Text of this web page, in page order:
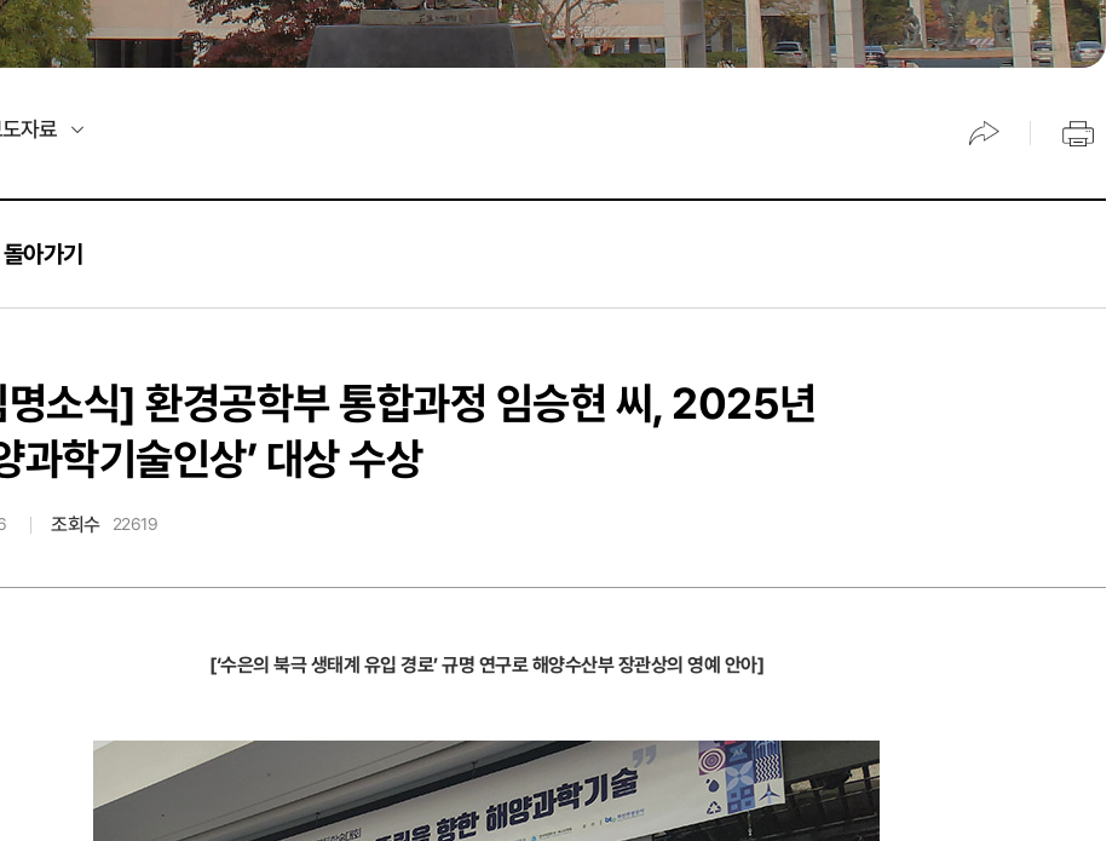
자료
아가기
소식] 환경공학부 통합과정 임승현 씨, 2025년
과학기술인상’ 대상 수상
조회수 22619
[‘수은의 북극 생태계 유입 경로’ 규명 연구로 해양수산부 장관상의 영예 안아]